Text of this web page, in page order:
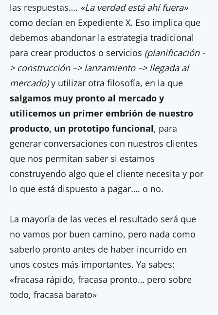
las respuestas…. «La verdad está ahí fuera»
como decían en Expediente X. Eso implica que
debemos abandonar la estrategia tradicional
para crear productos o servicios (planificación -
> construcción –> lanzamiento –> llegada al
mercado)y utilizar otra filosofía, en la que
salgamos muy pronto al mercado y
utilicemos un primer embrión de nuestro
producto, un prototipo funcional, para
generar conversaciones con nuestros clientes
que nos permitan saber si estamos
construyendo algo que el cliente necesita y por
lo que está dispuesto a pagar…. o no.
La mayoría de las veces el resultado será que
no vamos por buen camino, pero nada como
saberlo pronto antes de haber incurrido en
unos costes más importantes. Ya sabes:
«fracasa rápido, fracasa pronto… pero sobre
todo, fracasa barato»